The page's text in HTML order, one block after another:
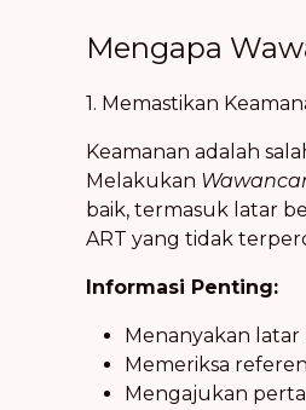
Mengapa
1. Memastikan
Keamanan adalah
Melakukan
baik, termasuk latar
ART yang tidak
Informasi Penting:
Menanyakan
Memeriksa
Mengajukan